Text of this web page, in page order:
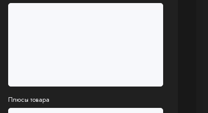
Плюсы товара